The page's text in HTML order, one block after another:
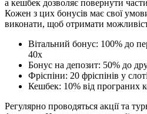
а кешбек дозволяє повернути
Кожен з цих бонусів має свої
виконати, щоб отримати
Вітальний бонус: 100% до
40x
Бонус на депозит: 50% до
Фріспіни: 20 фріспінів у
Кешбек: 10% від програних
Регулярно проводяться акції та